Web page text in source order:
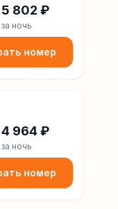
5 802 ₽
за ночь
номер
4 964 ₽
за ночь
номер